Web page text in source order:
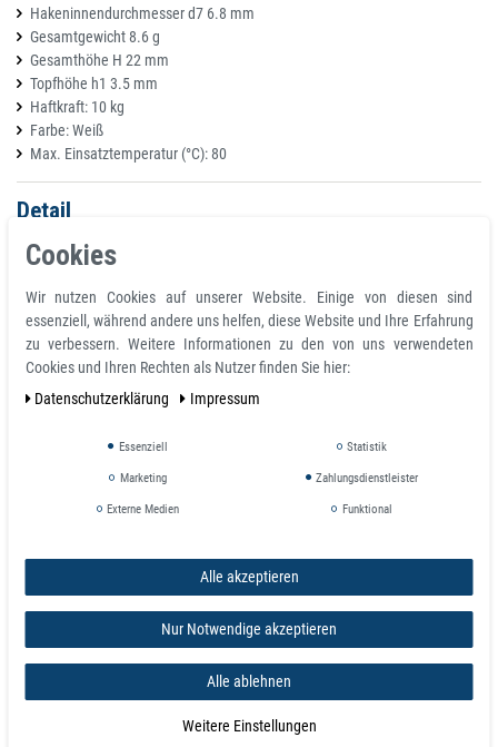
Hakeninnendurchmesser d7 6.8 mm
Gesamtgewicht 8.6 g
Gesamthöhe H 22 mm
Topfhöhe h1 3.5 mm
Haftkraft: 10 kg
Farbe: Weiß
Max. Einsatztemperatur (°C): 80
Detail
Diese Hakenmagnete halten alles, was aufgehängt werden soll, sicher an
der Wand oder an der Decke. Zur Wand- und Deckenbefestigung von
Schlüsseln, Werkzeug, Taschen, Garderobe etc. in Büro, Lager, Werkstatt, im
Lieferwagen etc. Die Magnethaken halten auf jedem metallischem
Untergrund. Wenn du keine Magnetpinnwand oder andere Metalloberfläche
zur Verfügung hast, schaffen Magnetleisten oder Magnetfarbe Abhilfe.
entfernen und neu positionieren.
Schlichter, weißer Magnethaken
Einfache und schnelle Montage an magnethaftenden Oberflächen
Praktischer, funktionaler Alltagshelfer mit vielen Einsatzmöglichkeiten
Verschiedene Größen: 2,0/2,5/3,2 cm
Zur Wand- und Deckenbefestigung
Beweglich, Magnethaftend, Leicht abnehmbar
Einsatzgebiete
Die Magnete mit Gewinde und den praktischen Aufhänge-Haken eignen
sich für den Einsatz im gewerblichen und privaten Bereich. Egal ob Balkon,
Cookies
Wir nutzen Cookies auf unserer Website. Einige von diesen sind
essenziell, während andere uns helfen, diese Website und Ihre Erfahrung
zu verbessern. Weitere Informationen zu den von uns verwendeten
Cookies und Ihren Rechten als Nutzer finden Sie hier:
Daten­schutz­erklärung
Impressum
Essenziell Statistik
Marketing Zahlungsdienstleister
Externe Medien Funktional
Alle akzeptieren
Nur Notwendige akzeptieren
Alle ablehnen
Weitere Einstellungen